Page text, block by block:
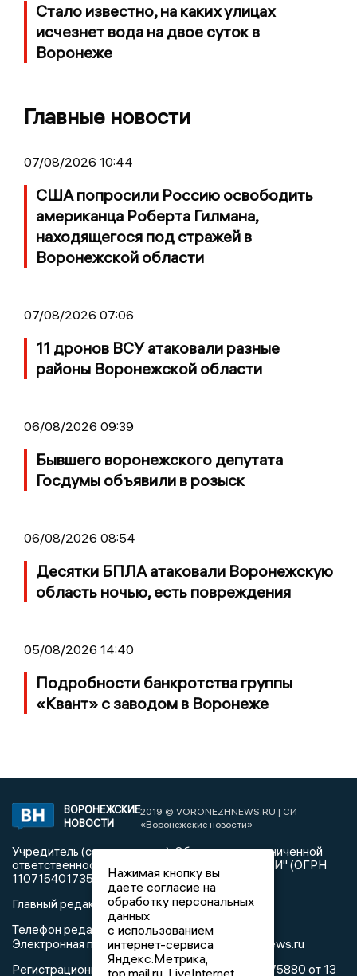
Стало известно, на каких улицах
исчезнет вода на двое суток в
Воронеже
Главные новости
07/08/2026 10:44
США попросили Россию освободить
американца Роберта Гилмана,
находящегося под стражей в
Воронежской области
07/08/2026 07:06
11 дронов ВСУ атаковали разные
районы Воронежской области
06/08/2026 09:39
Бывшего воронежского депутата
Госдумы объявили в розыск
06/08/2026 08:54
Десятки БПЛА атаковали Воронежскую
область ночью, есть повреждения
05/08/2026 14:40
Подробности банкротства группы
«Квант» с заводом в Воронеже
ВОРОНЕЖСКИЕ
НОВОСТИ
2019 © VORONEZHNEWS.RU | СИ
«Воронежские новости»
Учредитель (соучредители): Общество с ограниченной
ответственностью "РЕГИОНАЛЬНЫЕ НОВОСТИ" (ОГРН
1107154017354)
Главный редактор: Пирогов А.А.
Телефон редакции: +7 (473) 262 77 92
Электронная почта редакции:info@voronezhnews.ru
Регистрационный номер: серия Эл № ФС 77 - 75880 от 13
Нажимая кнопку вы
даете согласие на
обработку персональных
данных
с использованием
интернет-сервиса
Яндекс.Метрика,
top.mail.ru, LiveInternet.